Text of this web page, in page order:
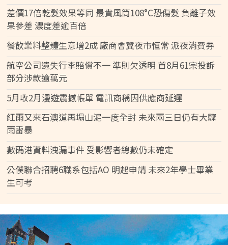
差價17倍乾髮效果等同 最貴風筒108°C恐傷髮 負離子效
果參差 濃度差逾百倍
餐飲業料整體生意增2成 廠商會冀夜市恒常 派夜消費券
航空公司遺失行李賠償不一 準則欠透明 首8月61宗投訴
部分涉款逾萬元
5月收2月漫遊震撼帳單 電訊商稱因供應商延遲
紅雨又來石澳道再塌山泥一度全封 未來兩三日仍有大驟
雨雷暴
數碼港資料洩漏事件 受影響者總數仍未確定
公僕聯合招聘6職系包括AO 明起申請 未來2年學士畢業
生可考